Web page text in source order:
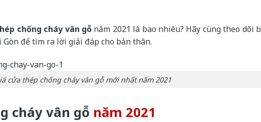
chống cháy vân gỗ năm 2021 là bao nhiêu? Hãy cùng theo dõi
Gòn để tìm ra lời giải đáp cho bản thân.
cửa thép chống cháy vân gỗ mới nhất năm 2021
cháy vân gỗ năm 2021